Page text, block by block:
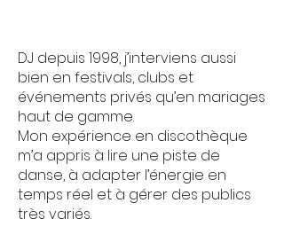
DJ depuis 1998, j’interviens aussi
bien en festivals, clubs et
événements privés qu’en mariages
haut de gamme.
Mon expérience en discothèque
m’a appris à lire une piste de
danse, à adapter l’énergie en
temps réel et à gérer des publics
très variés.